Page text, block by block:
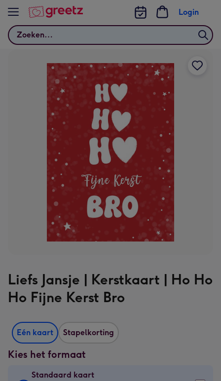
Bekijk meer
Zoeken
Login
Liefs Jansje | Kerstkaart | Ho Ho
Ho Fijne Kerst Bro
Eén kaart Stapelkorting
Kies het formaat
Standaard kaart